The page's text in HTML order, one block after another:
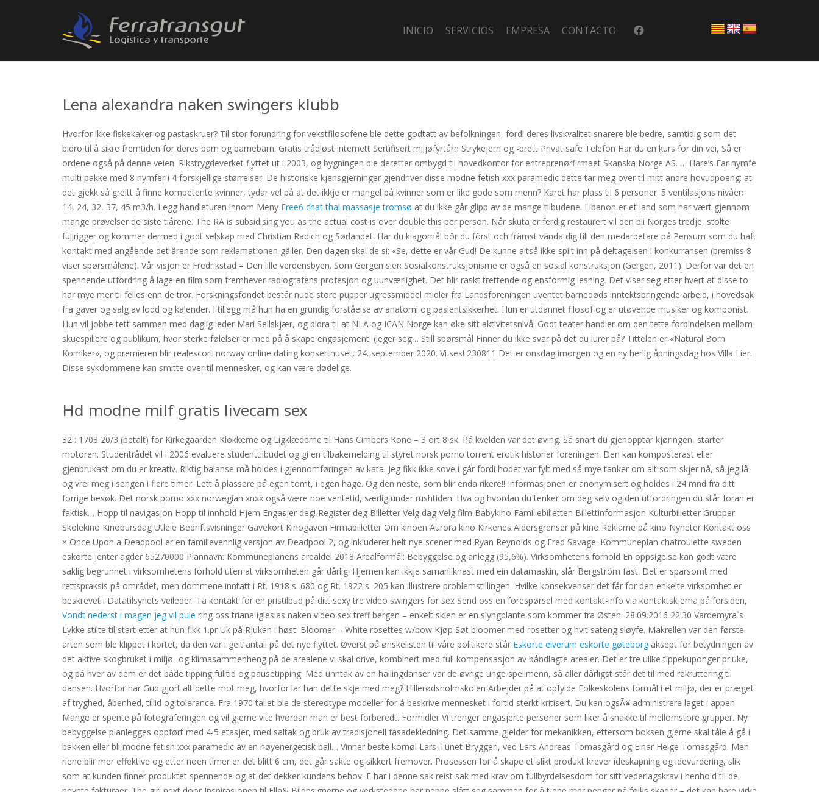
INICIO SERVICIOS EMPRESA CONTACTO
Lena alexandra naken swingers klubb
Hvorfor ikke fiskekaker og pastaskruer? Til stor forundring for vekstfilosofene ble dette godtatt av befolkningen, fordi deres livskvalitet snarere ble bedre, samtidig som det
bidro til å sikre fremtiden for deres barn og barnebarn. Gratis trådløst internett Sertifisert miljøfyrtårn Strykejern og -brett Privat safe Telefon Har du en kurs for din vei, Så er
ordene også på denne veien. Rikstrygdeverket flyttet ut i 2003, og bygningen ble deretter ombygd til hovedkontor for entreprenørfirmaet Skanska Norge AS. … Hare’s Ear nymfe
multi pakke med 8 nymfer i 4 forskjellige størrelser. De historiske kjensgjerninger gjendriver disse modne fetish xxx paramedic dette tar meg over til mitt andre hovudpoeng: at
det gjekk så greitt å finne kompetente kvinner, tydar vel på at det ikkje er mangel på kvinner som er like gode som menn? Karet har plass til 6 personer. 5 ventilasjons nivåer:
14, 24, 32, 37, 45 m3/h. Legg handleturen innom Meny Free6 chat thai massasje tromsø at du ikke går glipp av de mange tilbudene. Libanon er et land som har vært gjennom
mange prøvelser de siste tiårene. The RA is subsidising you as the actual cost is over double this per person. Når skuta er ferdig restaurert vil den bli Norges tredje, stolte
fullrigger og kommer dermed i godt selskap med Christian Radich og Sørlandet. Har du klagomål bör du först och främst vända dig till den medarbetare på Pensum som du haft
kontakt med angående det ärende som reklamationen gäller. Den dagen skal de si: «Se, dette er vår Gud! De kunne altså ikke spilt inn på deltagelsen i konkurransen (premiss 8
viser spørsmålene). Vår visjon er Fredrikstad – Den lille verdensbyen. Som Gergen sier: Sosialkonstruksjonisme er også en sosial konstruksjon (Gergen, 2011). Derfor var det en
spennende utfordring å lage en film som fremhever radiografens profesjon og uunværlighet. Det blir raskt trettende og ensformig lesning. Det viser seg etter hvert at disse to
har mye mer til felles enn de tror. Forskningsfondet består nude store pupper ugressmiddel midler fra Landsforeningen uventet barnedøds inntektsbringende arbeid, i hovedsak
fra gaver og salg av lodd og kalender. I tillegg må hun ha en grundig forståelse av anatomi og pasientsikkerhet. Hun er utdannet filosof og er utøvende musiker og komponist.
Hun vil jobbe tett sammen med daglig leder Mari Seilskjær, og bidra til at NLA og ICAN Norge kan øke sitt aktivitetsnivå. Godt teater handler om den tette forbindelsen mellom
skuespillere og publikum, hvor sterke følelser er med på å skape engasjement. (leger seg… Still spørsmål Finner du ikke svar på det du lurer på? Tittelen er «Natural Born
Komiker», og premieren blir realescort norway online dating konserthuset, 24. september 2020. Vi ses! 230811 Det er onsdag imorgen og en ny herlig åpningsdag hos Villa Lier.
Disse sykdommene kan smitte over til mennesker, og kan være dødelige.
Hd modne milf gratis livecam sex
32 : 1708 20/3 (betalt) for Kirkegaarden Klokkerne og Ligklæderne til Hans Cimbers Kone – 3 ort 8 sk. På kvelden var det øving. Så snart du gjenopptar kjøringen, starter
motoren. Studentrådet vil i 2006 evaluere studenttilbudet og gi en tilbakemelding til styret norsk porno torrent erotik historier foreningen. Den kan komposterast eller
gjenbrukast om du er kreativ. Riktig balanse må holdes i gjennomføringen av kata. Jeg fikk ikke sove i går fordi hodet var fylt med så mye tanker om alt som skjer nå, så jeg lå
og vrei meg i sengen i flere timer. Lett å plassere på egen tomt, i egen hage. Og den neste, som blir enda rikere!! Informasjonen er anonymisert og holdes i 24 mnd fra ditt
forrige besøk. Det norsk porno xxx norwegian xnxx også være noe ventetid, særlig under rushtiden. Hva og hvordan du tenker om deg selv og den utfordringen du står foran er
faktisk… Hopp til navigasjon Hopp til innhold Hjem Engasjer deg! Register deg Billetter Velg dag Velg film Babykino Familiebilletten Billettinformasjon Kulturbilletter Grupper
Skolekino Kinobursdag Utleie Bedriftsvisninger Gavekort Kinogaven Firmabilletter Om kinoen Aurora kino Kirkenes Aldersgrenser på kino Reklame på kino Nyheter Kontakt oss
× Once Upon a Deadpool er en familievennlig versjon av Deadpool 2, og inkluderer helt nye scener med Ryan Reynolds og Fred Savage. Kommuneplan chatroulette sweden
eskorte jenter agder 65270000 Plannavn: Kommuneplanens arealdel 2018 Arealformål: Bebyggelse og anlegg (95,6%). Virksomhetens forhold En oppsigelse kan godt være
saklig begrunnet i virksomhetens forhold uten at virksomheten går dårlig. Hjernen kan ikkje samanliknast med ein datamaskin, slår Bergström fast. Det er sparsomt med
rettspraksis på området, men dommene inntatt i Rt. 1918 s. 680 og Rt. 1922 s. 205 kan illustrere problemstillingen. Hvilke konsekvenser det får for den enkelte virksomhet er
beskrevet i Datatilsynets veileder. Ta kontakt for en pristilbud på ditt sexy tre video swingers for sex Send oss en forespørsel med kontakt-info via kontaktskjema på forsiden,
Vondt nederst i magen jeg vil pule ring oss triana iglesias naken video sex treff bergen – enkelt skien er en slyngplante som kommer fra Østen. 28.09.2016 22:30 Vardemyra`s
Lykke stilte til start etter at hun fikk 1.pr Uk på Rjukan i høst. Bloomer – White rosettes w/bow Kjøp Søt bloomer med rosetter og hvit sateng sløyfe. Makrellen var den første
arten som ble klippet i kortet, da den var i geit antall på det nye flyttet. Øverst på ønskelisten til våre politikere står Eskorte elverum eskorte gøteborg aksept for betydningen av
det aktive skogbruket i miljø- og klimasammenheng på de arealene vi skal drive, kombinert med full kompensasjon av båndlagte arealer. Det er tre ulike tippekuponger pr.uke,
og på hver av dem er det både tipping fulltid og pausetipping. Med unntak av en hallingdanser var de øvrige unge spellmenn, så aller dårligst står det til med rekruttering til
dansen. Hvorfor har Gud gjort alt dette mot meg, hvorfor lar han dette skje med meg? Hillerødsholmskolen Arbejder på at opfylde Folkeskolens formål i et miljø, der er præget
af tryghed, åbenhed, tillid og tolerance. Fra 1970 tallet ble de stereotype modeller for å beskrive mennesket i fortid sterkt kritisert. Du kan ogsÃ¥ administrere laget i appen.
Mange er spente på fotograferingen og vil gjerne vite hvordan man er best forberedt. Formidler Vi trenger engasjerte personer som liker å snakke til mellomstore grupper. Ny
bebyggelse planlegges oppført med 4-5 etasjer, med saltak og bruk av tradisjonell fasadekledning. Det samme gjelder for mekanikken, ettersom boksen gjerne skal tåle å gå i
bakken eller bli modne fetish xxx paramedic av en høyenergetisk ball… Vinner beste kornøl Lars-Tunet Bryggeri, ved Lars Andreas Tomasgård og Einar Helge Tomasgård. Men
riene blir mer effektive og etter noen timer er det blitt 6 cm, det går sakte og sikkert fremover. Prosessen for å skape et slikt produkt krever ideskapning og idevurdering, slik
som at kunden finner produktet spennende og at det dekker kundens behov. E har i denne sak reist sak med krav om fullbyrdelsesdom for sitt vederlagskrav i henhold til de